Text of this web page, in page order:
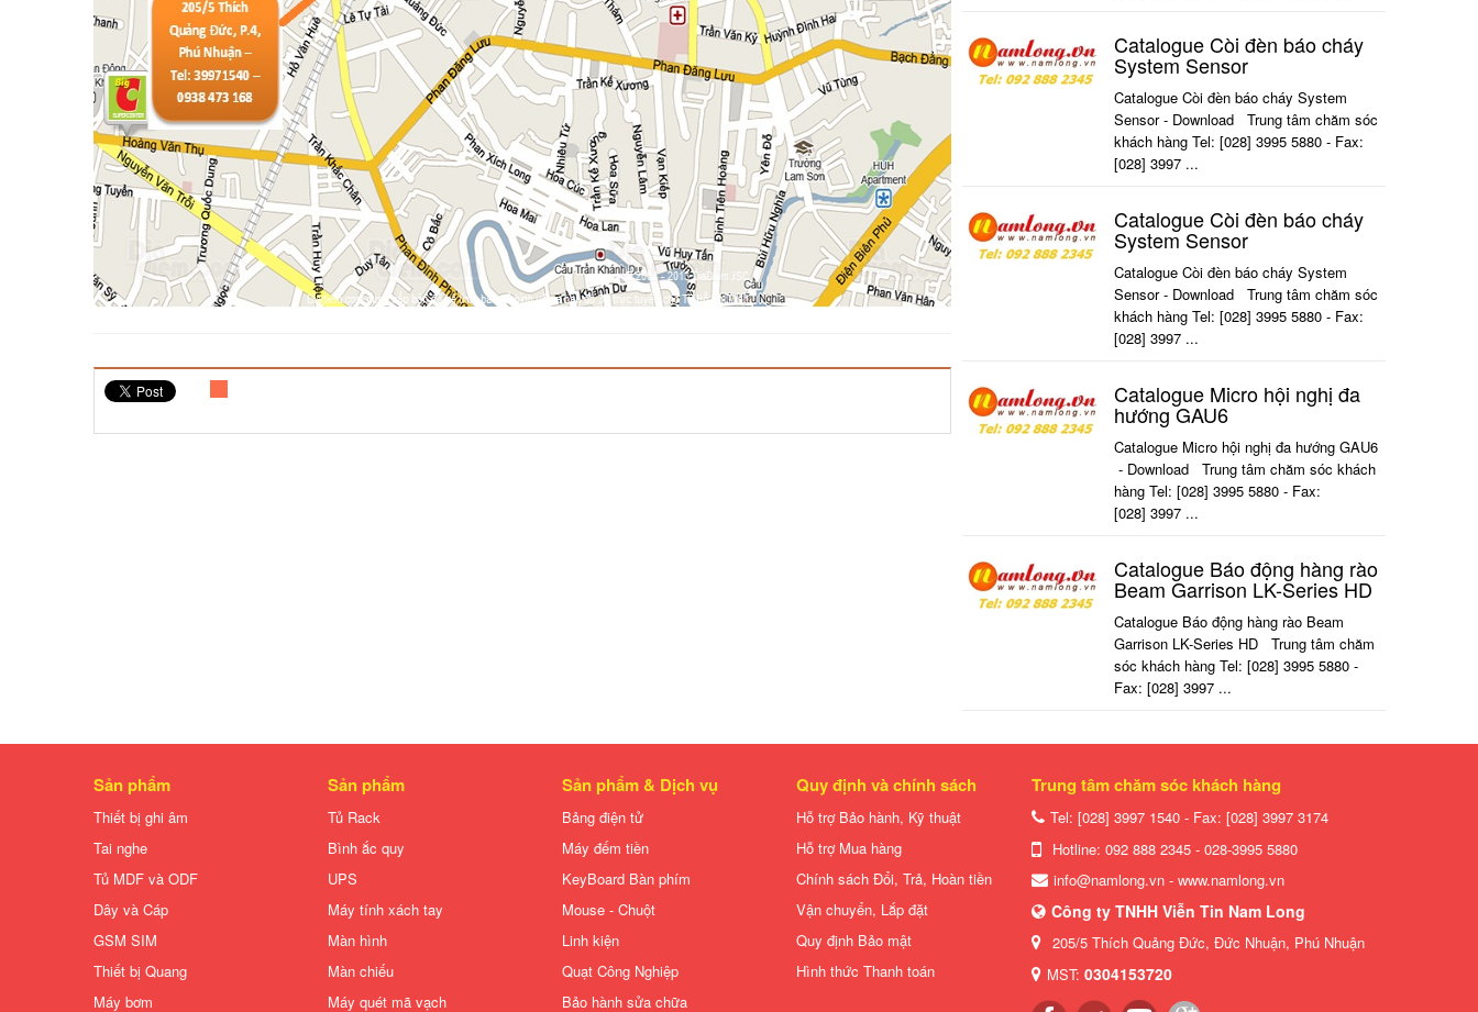
Catalogue Còi đèn báo cháy
System Sensor
Catalogue Còi đèn báo cháy System
Sensor​​​ - Download Trung tâm chăm sóc
khách hàng Tel: [028] 3995 5880 - Fax:
[028] 3997 ...
Catalogue Còi đèn báo cháy
System Sensor
Catalogue Còi đèn báo cháy System
Sensor​​​ - Download Trung tâm chăm sóc
khách hàng Tel: [028] 3995 5880 - Fax:
[028] 3997 ...
Catalogue Micro hội nghị đa
hướng GAU6
Catalogue Micro hội nghị đa hướng GAU6​​​​
- Download Trung tâm chăm sóc khách
hàng Tel: [028] 3995 5880 - Fax:
[028] 3997 ...
Catalogue Báo động hàng rào
Beam Garrison LK-Series HD
Catalogue Báo động hàng rào Beam
Garrison LK-Series HD Trung tâm chăm
sóc khách hàng Tel: [028] 3995 5880 -
Fax: [028] 3997 ...
Sản phẩm
Thiết bị ghi âm
Tai nghe
Tủ MDF và ODF
Dây và Cáp
GSM SIM
Thiết bị Quang
Máy bơm
Sản phẩm
Tủ Rack
Bình ắc quy
UPS
Máy tính xách tay
Màn hình
Màn chiếu
Máy quét mã vạch
Sản phẩm & Dịch vụ
Bảng điện tử
Máy đếm tiền
KeyBoard Bàn phím
Mouse - Chuột
Linh kiện
Quạt Công Nghiệp
Bảo hành sửa chữa
Quy định và chính sách
Hỗ trợ Bảo hành, Kỹ thuật
Hỗ trợ Mua hàng
Chính sách Đổi, Trả, Hoàn tiền
Vận chuyển, Lắp đặt
Quy định Bảo mật
Hình thức Thanh toán
Trung tâm chăm sóc khách hàng
Tel: [028] 3997 1540 - Fax: [028] 3997 3174
Hotline: 092 888 2345 - 028-3995 5880
info@namlong.vn- www.namlong.vn
Công ty TNHH Viễn Tin Nam Long
205/5 Thích Quảng Đức, Đức Nhuận, Phú Nhuận
MST: 0304153720